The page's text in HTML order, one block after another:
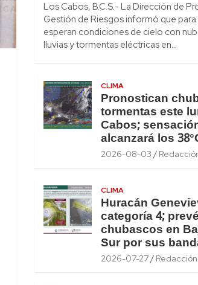
Los Cabos, B.C.S.- La Dirección de
Gestión de Riesgos informó que
esperan condiciones de cielo con
lluvias y tormentas eléctricas en…
CLIMA
Pronostican
tormentas este
Cabos;
alcanzará los
2026-08-03
CLIMA
Huracán
categoría 4;
chubascos en
Sur por sus
2026-07-27 Redacción